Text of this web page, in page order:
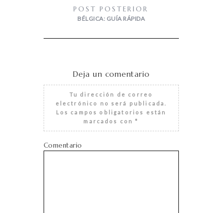
POST POSTERIOR
BÉLGICA: GUÍA RÁPIDA
Deja un comentario
Tu dirección de correo
electrónico no será publicada.
Los campos obligatorios están
marcados con *
Comentario